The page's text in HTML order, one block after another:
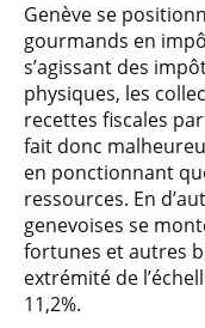
Genève se
gourmands en
s’agissant des
physiques, les
recettes fiscales
fait donc
en ponctionnant
ressources. En
genevoises se
fortunes et autres
extrémité de
11,2%.